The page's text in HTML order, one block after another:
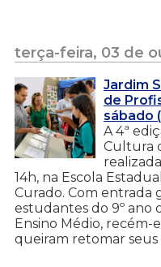
terça-feira, 03 de
Jardim
de
sábado
A 4ª
Cultura
14h, na Escola
Curado. Com entrada
estudantes do 9º ano
Ensino Médio, recém-
queiram retomar seus